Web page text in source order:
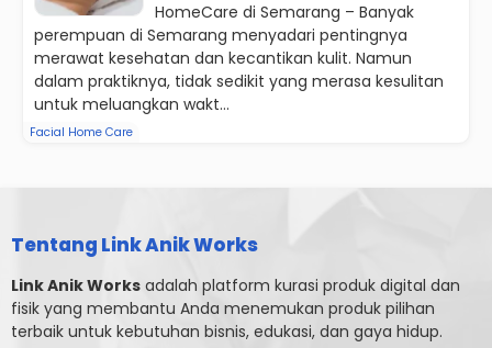
HomeCare di Semarang – Banyak
perempuan di Semarang menyadari pentingnya
merawat kesehatan dan kecantikan kulit. Namun
dalam praktiknya, tidak sedikit yang merasa kesulitan
untuk meluangkan wakt...
Facial Home Care
Tentang Link Anik Works
Link Anik Works adalah platform kurasi produk digital dan
fisik yang membantu Anda menemukan produk pilihan
terbaik untuk kebutuhan bisnis, edukasi, dan gaya hidup.